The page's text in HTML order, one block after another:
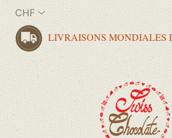
CHF
LIVRAISONS MONDIALES